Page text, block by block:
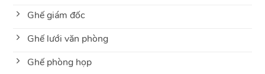
Ghế giám đốc
Ghế lưới văn phòng
Ghế phòng họp